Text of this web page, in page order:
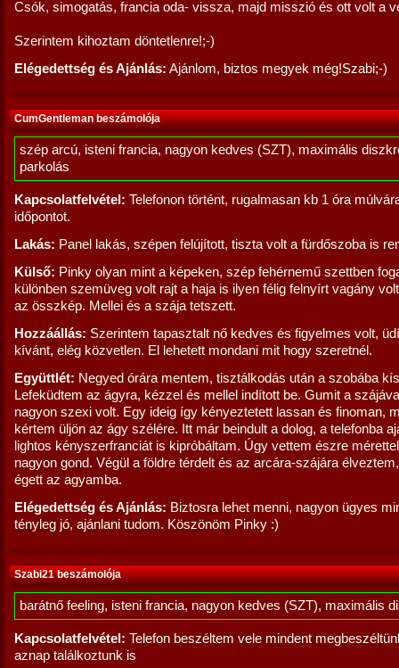
Csók, simogatás, francia oda- vissza, majd misszió és ott volt a
Szerintem kihoztam döntetlenre!;-)
Elégedettség és Ajánlás: Ajánlom, biztos megyek még!Szabi;-)
CumGentleman beszámolója
szép arcú, isteni francia, nagyon kedves (SZT), maximális
parkolás
Kapcsolatfelvétel: Telefonon történt, rugalmasan kb 1 óra
időpontot.
Lakás: Panel lakás, szépen felújított, tiszta volt a fürdőszoba is
Külső: Pinky olyan mint a képeken, szép fehérnemű szettben
különben szemüveg volt rajt a haja is ilyen félig felnyírt vagány
az összkép. Mellei és a szája tetszett.
Hozzáállás: Szerintem tapasztalt nő kedves és figyelmes volt,
kívánt, elég közvetlen. El lehetett mondani mit hogy szeretnél.
Együttlét: Negyed órára mentem, tisztálkodás után a szobába
Lefeküdtem az ágyra, kézzel és mellel indított be. Gumit a
nagyon szexi volt. Egy ideig így kényeztetett lassan és finoman,
kértem üljön az ágy szélére. Itt már beindult a dolog, a telefonba
lightos kényszerfranciát is kipróbáltam. Úgy vettem észre
nagyon gond. Végül a földre térdelt és az arcára-szájára
égett az agyamba.
Elégedettség és Ajánlás: Biztosra lehet menni, nagyon ügyes
tényleg jó, ajánlani tudom. Köszönöm Pinky :)
Szabi21 beszámolója
barátnő feeling, isteni francia, nagyon kedves (SZT), maximális
Kapcsolatfelvétel: Telefon beszéltem vele mindent
aznap találkoztunk is